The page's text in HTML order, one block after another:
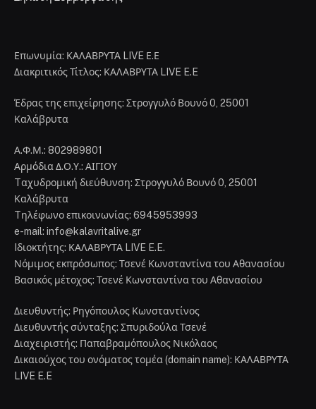
Επωνυμία: ΚΑΛΑΒΡΥΤΑ LIVE Ε.Ε
Διακριτικός Τίτλος: ΚΑΛΑΒΡΥΤΑ LIVE E.E
Έδρας της επιχείρησης: Στρογγυλό Βουνό 0, 25001
Καλάβρυτα
Α.Φ.Μ.: 802989801
Αρμόδια Δ.Ο.Υ.: ΑΙΓΙΟΥ
Tαχυδρομική διεύθυνση: Στρογγυλό Βουνό 0, 25001
Καλάβρυτα
Tηλέφωνο επικοινωνίας: 6945953993
e-mail: info@kalavritalive.gr
Iδιοκτήτης: ΚΑΛΑΒΡΥΤΑ LIVE E.E.
Νόμιμος εκπρόσωπος: Τσενέ Κωνσταντίνα του Αθανασίου
Βασικός μέτοχος: Τσενέ Κωνσταντίνα του Αθανασίου
Διευθυντής: Ρηγόπουλος Κωνσταντίνος
Διευθυντής σύνταξης: Σπυριδούλα Τσενέ
Διαχειριστής: Παπαβραμόπουλος Νικόλαος
Δικαιούχος του ονόματος τομέα (domain name): ΚΑΛΑΒΡΥΤΑ
LIVE E.E